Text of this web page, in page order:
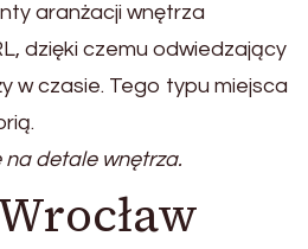
aranżacji wnętrza
dzięki czemu odwiedzający
w czasie. Tego typu miejsca
detale wnętrza.